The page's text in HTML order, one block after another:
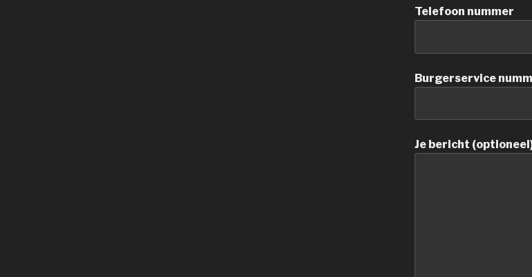
Telefoon nummer
Burgerservice
Je bericht